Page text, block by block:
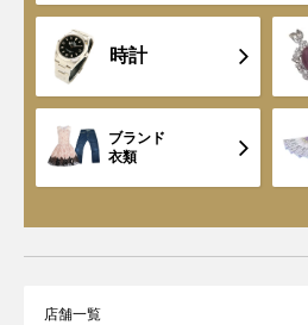
時計
ブランド
衣類
店舗一覧